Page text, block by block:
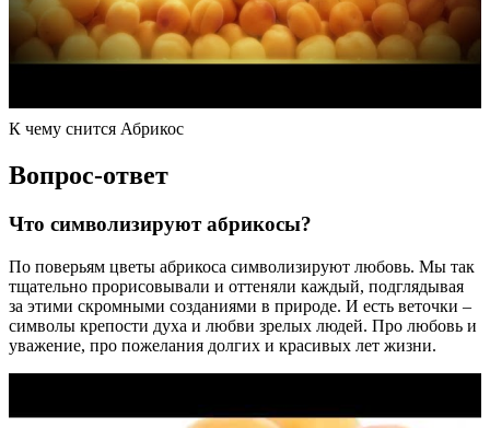
К чему снится Абрикос
Вопрос-ответ
Что символизируют абрикосы?
По поверьям цветы абрикоса символизируют любовь. Мы так
тщательно прорисовывали и оттеняли каждый, подглядывая
за этими скромными созданиями в природе. И есть веточки –
символы крепости духа и любви зрелых людей. Про любовь и
уважение, про пожелания долгих и красивых лет жизни.